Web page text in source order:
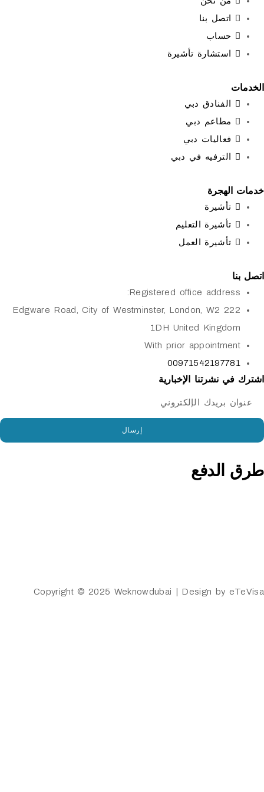
اتصل بنا
حساب
استشارة تأشيرة
الفنادق دبي
مطاعم دبي
فعاليات دبي
الترفيه في دبي
تأشيرة
تأشيرة التعليم
تأشيرة العمل
Registered office
222 Edgware Road, City of Westminster, London, W2
1DH United
With prior
نشرتنا الإخبارية
Copyright © 2025 Weknowdubai | Design by